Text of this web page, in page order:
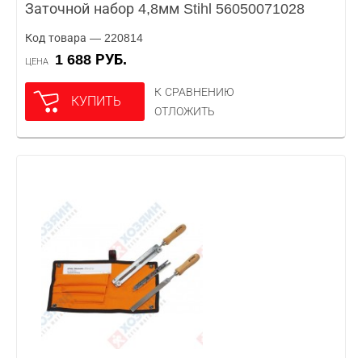
Заточной набор 4,8мм Stihl 56050071028
Код товара — 220814
ЦЕНА 1 688 РУБ.
КУПИТЬ
К СРАВНЕНИЮ
ОТЛОЖИТЬ